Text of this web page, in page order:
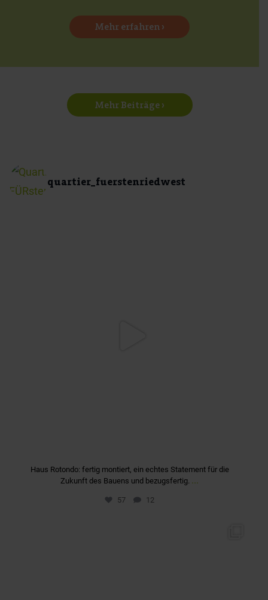
Mehr erfahren ›
Mehr Beiträge ›
quartier_fuerstenriedwest
Haus Rotondo: fertig montiert, ein echtes Statement für die
Zukunft des Bauens und bezugsfertig. ...
57 12